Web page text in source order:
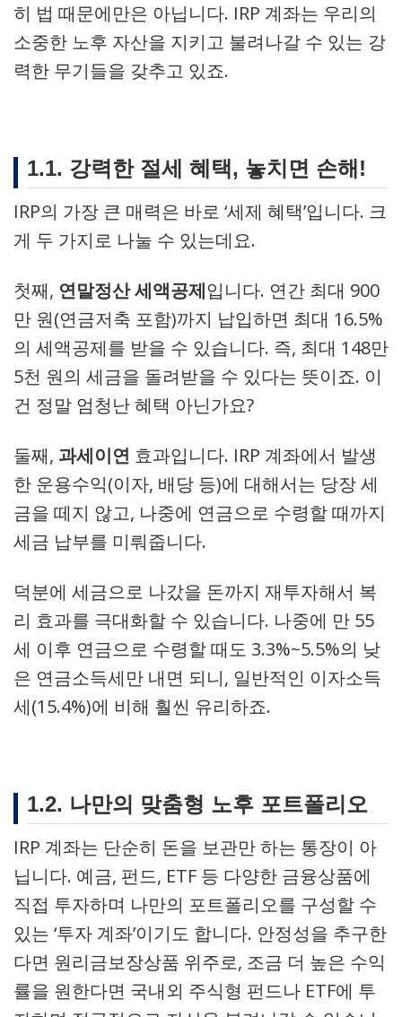
히 법 때문에만은 아닙니다. IRP 계좌는 우리의
소중한 노후 자산을 지키고 불려나갈 수 있는 강
력한 무기들을 갖추고 있죠.
1.1. 강력한 절세 혜택, 놓치면 손해!
IRP의 가장 큰 매력은 바로 ‘세제 혜택’입니다. 크
게 두 가지로 나눌 수 있는데요.
첫째, 연말정산 세액공제입니다. 연간 최대 900
만 원(연금저축 포함)까지 납입하면 최대 16.5%
의 세액공제를 받을 수 있습니다. 즉, 최대 148만
5천 원의 세금을 돌려받을 수 있다는 뜻이죠. 이
건 정말 엄청난 혜택 아닌가요?
둘째, 과세이연 효과입니다. IRP 계좌에서 발생
한 운용수익(이자, 배당 등)에 대해서는 당장 세
금을 떼지 않고, 나중에 연금으로 수령할 때까지
세금 납부를 미뤄줍니다.
덕분에 세금으로 나갔을 돈까지 재투자해서 복
리 효과를 극대화할 수 있습니다. 나중에 만 55
세 이후 연금으로 수령할 때도 3.3%~5.5%의 낮
은 연금소득세만 내면 되니, 일반적인 이자소득
세(15.4%)에 비해 훨씬 유리하죠.
1.2. 나만의 맞춤형 노후 포트폴리오
IRP 계좌는 단순히 돈을 보관만 하는 통장이 아
닙니다. 예금, 펀드, ETF 등 다양한 금융상품에
직접 투자하며 나만의 포트폴리오를 구성할 수
있는 ‘투자 계좌’이기도 합니다. 안정성을 추구한
다면 원리금보장상품 위주로, 조금 더 높은 수익
률을 원한다면 국내외 주식형 펀드나 ETF에 투